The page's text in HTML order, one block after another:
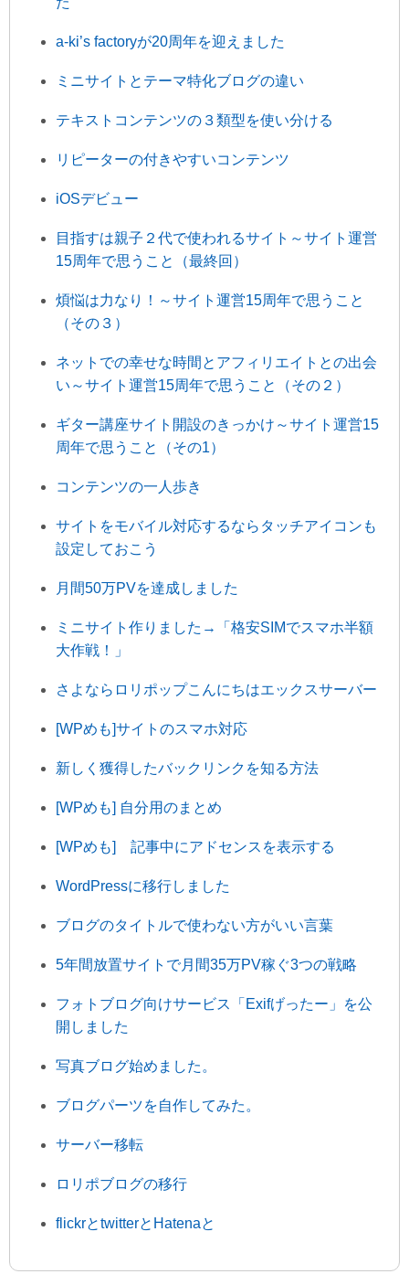
a-ki’s factoryが20周年を迎えました
ミニサイトとテーマ特化ブログの違い
テキストコンテンツの３類型を使い分ける
リピーターの付きやすいコンテンツ
iOSデビュー
目指すは親子２代で使われるサイト～サイト運営
15周年で思うこと（最終回）
煩悩は力なり！～サイト運営15周年で思うこと
（その３）
ネットでの幸せな時間とアフィリエイトとの出会
い～サイト運営15周年で思うこと（その２）
ギター講座サイト開設のきっかけ～サイト運営15
周年で思うこと（その1）
コンテンツの一人歩き
サイトをモバイル対応するならタッチアイコンも
設定しておこう
月間50万PVを達成しました
ミニサイト作りました→「格安SIMでスマホ半額
大作戦！」
さよならロリポップこんにちはエックスサーバー
[WPめも]サイトのスマホ対応
新しく獲得したバックリンクを知る方法
[WPめも] 自分用のまとめ
[WPめも] 記事中にアドセンスを表示する
WordPressに移行しました
ブログのタイトルで使わない方がいい言葉
5年間放置サイトで月間35万PV稼ぐ3つの戦略
フォトブログ向けサービス「Exifげったー」を公
開しました
写真ブログ始めました。
ブログパーツを自作してみた。
サーバー移転
ロリポブログの移行
flickrとtwitterとHatenaと